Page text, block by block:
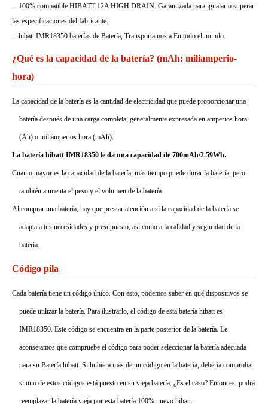
-- 100% compatible HIBATT 12A HIGH DRAIN. Garantizada para igualar o superar
las especificaciones del fabricante.
-- hibatt IMR18350 baterías de Batería, Transportamos a En todo el mundo.
¿Qué es la capacidad de la batería? (mAh: miliamperio-
hora)
La capacidad de la batería es la cantidad de electricidad que puede proporcionar una
batería después de una carga completa, generalmente expresada en amperios hora
(Ah) o miliamperios hora (mAh).
La batería hibatt IMR18350 le da una capacidad de 700mAh/2.59Wh.
Cuanto mayor es la capacidad de la batería, más tiempo puede durar la batería, pero
también aumenta el peso y el volumen de la batería.
Al comprar una batería, hay que prestar atención a si la capacidad de la batería se
adapta a tus necesidades y presupuesto, así como a la calidad y seguridad de la
batería.
Código pila
Cada batería tiene un código único. Con esto, podemos saber en qué dispositivos se
puede utilizar la batería. Para ilustrarlo, el código de esta batería hibatt es
IMR18350. Este código se encuentra en la parte posterior de la batería. Le
aconsejamos que compruebe el código para poder seleccionar la batería adecuada
para su Batería hibatt. Si hubiera más de un código en la batería, debería comprobar
si uno de estos códigos está puesto en su vieja batería. ¿Es el caso? Entonces, podrá
reemplazar la batería vieja por esta batería 100% nuevo hibatt.